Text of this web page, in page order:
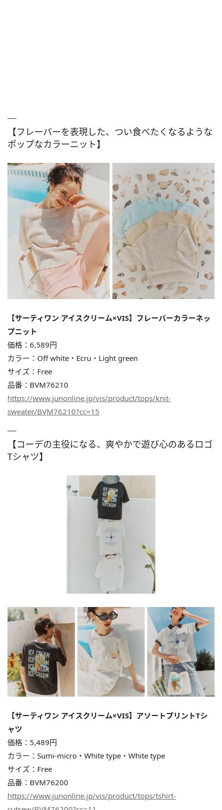
【フレーバーを表現した、つい食べたくなるような
ポップなカラーニット】
【サーティワン アイスクリーム×VIS】フレーバーカラーネッ
プニット
価格：6,589円
カラー：Off white・Ecru・Light green
サイズ：Free
品番：BVM76210
https://www.junonline.jp/vis/product/tops/knit-
sweater/BVM76210?cc=15
【コーデの主役になる、爽やかで遊び心のあるロゴ
Tシャツ】
【サーティワン アイスクリーム×VIS】アソートプリントTシ
ャツ
価格：5,489円
カラー：Sumi-micro・White type・White type
サイズ：Free
品番：BVM76200
https://www.junonline.jp/vis/product/tops/tshirt-